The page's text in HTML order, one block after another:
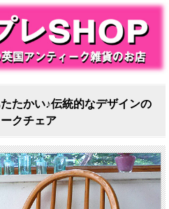
たかい♪伝統的なデザインの
クチェア